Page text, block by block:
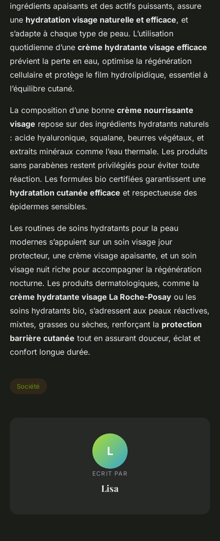
ingrédients apaisants et des actifs puissants, assure
une hydratation visage naturelle et efficace, et
s’adapte à chaque type de peau. L’utilisation
quotidienne d’une crème hydratante visage efficace
prévient la perte en eau, optimise la régénération
cellulaire et protège le film hydrolipidique, essentiel à
l’équilibre cutané.
La composition d’une bonne crème nourrissante
visage repose sur des ingrédients hydratants naturels
: acide hyaluronique, squalane, beurres végétaux, et
extraits minéraux comme l’eau thermale. Les produits
sans parabènes restent privilégiés pour éviter toute
réaction. Les formules bio certifiées garantissent une
hydratation cutanée efficace et respectueuse des
épidermes sensibles.
Les routines de soins hydratants pour la peau
modernes s’appuient sur un soin visage jour
protecteur, une crème visage apaisante, et un soin
visage nuit riche pour accompagner la régénération
nocturne. Les produits dermatologiques, comme la
crème hydratante visage La Roche-Posay ou les
soins hydratants bio, s’adressent aux peaux réactives,
mixtes, grasses ou sèches, renforçant la protection
barrière cutanée tout en assurant douceur, éclat et
confort longue durée.
Société
L
ECRIT PAR
Lisa